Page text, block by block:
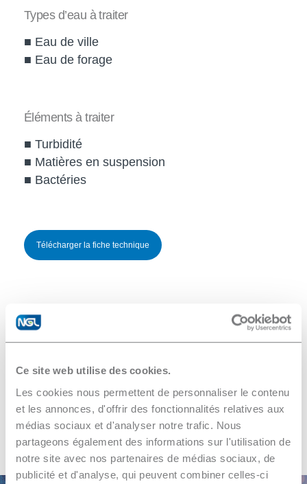
Ce site web utilise des cookies.
Les cookies nous permettent de personnaliser le contenu
et les annonces, d'offrir des fonctionnalités relatives aux
médias sociaux et d'analyser notre trafic. Nous
partageons également des informations sur l'utilisation de
notre site avec nos partenaires de médias sociaux, de
publicité et d'analyse, qui peuvent combiner celles-ci
Types d’eau à traiter
■ Eau de ville
■ Eau de forage
Éléments à traiter
■ Turbidité
■ Matières en suspension
■ Bactéries
Télécharger la fiche technique
Voir les autres équipements